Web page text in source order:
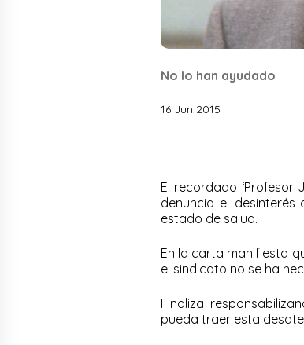
No lo han ayudado
16 Jun 2015
El recordado ‘Profesor
denuncia el
estado de salud.
En la carta manifiesta
el sindicato no se ha
Finaliza
pueda traer esta